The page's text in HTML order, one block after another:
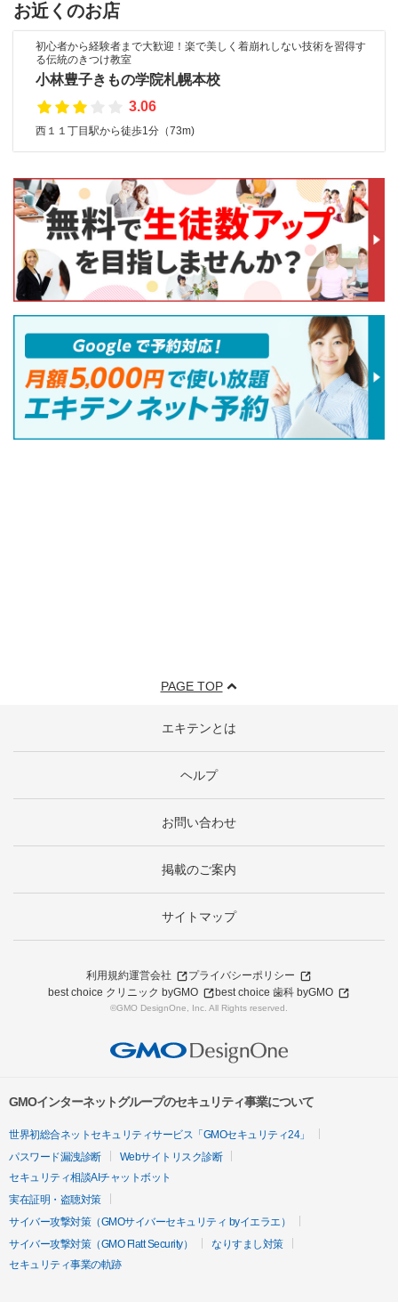
お近くのお店
初心者から経験者まで大歓迎！楽で美しく着崩れしない技術を習得す
る伝統のきつけ教室
小林豊子きもの学院札幌本校
3.06
西１１丁目駅から徒歩1分（73m)
PAGE TOP
エキテンとは
ヘルプ
お問い合わせ
掲載のご案内
サイトマップ
利用規約運営会社
プライバシーポリシー
best choice クリニック byGMO
best choice 歯科 byGMO
©GMO DesignOne, Inc. All Rights reserved.
GMOインターネットグループのセキュリティ事業について
世界初総合ネットセキュリティサービス「GMOセキュリティ24」
パスワード漏洩診断
Webサイトリスク診断
セキュリティ相談AIチャットボット
実在証明・盗聴対策
サイバー攻撃対策（GMOサイバーセキュリティ byイエラエ）
サイバー攻撃対策（GMO Flatt Security）
なりすまし対策
セキュリティ事業の軌跡